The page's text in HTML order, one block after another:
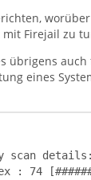
Firejail zu
übrigens
eines